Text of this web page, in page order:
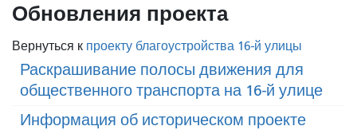
Обновления проекта
Вернуться к проекту благоустройства 16-й улицы
Раскрашивание полосы движения для
общественного транспорта на 16-й улице
Информация об историческом проекте